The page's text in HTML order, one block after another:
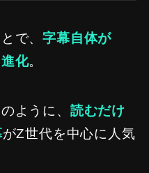
で、字幕自体が
化。
ように、 読むだけ
がZ世代を中心に人気